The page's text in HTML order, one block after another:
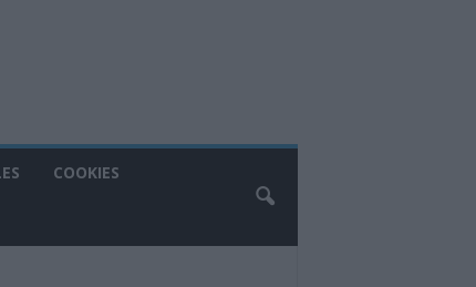
COOKIES